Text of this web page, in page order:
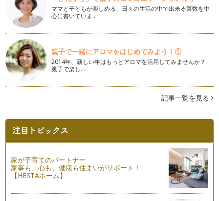
キュウリで作ろう！食べるクリスマスツリー
風が冷たく吐く息も白くなる、寒い冬の季節がやってきまし
た。 シチューや鍋料理など、…
白菜の切り方変えて、味わいいろいろ。
オレンジ色のハロウィンが過ぎ、街にはクリスマスのイルミネ
ーションがキラキラ輝き出…
食べるだけじゃない！サツマイモの楽しみ方～蔓でリース作り
今年の春、日本一美しい村・群馬県昭和村にあるミキハウスフ
ひと手間かけて。もっと！もっと美味しくなる秋野菜！！
朝晩だけじゃなく、日中に吹く風にも季節の移ろいを感じるよ
冷蔵庫に入れる野菜と、入れない野菜
お店の野菜売り場のディスプレイは、ハロウィンをイメージし
ママと子どもが楽しめる、日々の生活の中で出来る算数を中
心に書いていま…
親子で一緒にアロマをはじめてみよう！①
2014年、新しい年はもっとアロマを活用してみませんか？
親子で楽し…
記事一覧を見る
家が子育てのパートナー
家事も、心も、健康も住まいがサポート！
【HESTAホーム】